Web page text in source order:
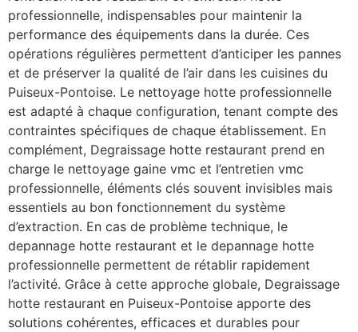
professionnelle, indispensables pour maintenir la
performance des équipements dans la durée. Ces
opérations régulières permettent d’anticiper les pannes
et de préserver la qualité de l’air dans les cuisines du
Puiseux-Pontoise. Le nettoyage hotte professionnelle
est adapté à chaque configuration, tenant compte des
contraintes spécifiques de chaque établissement. En
complément, Degraissage hotte restaurant prend en
charge le nettoyage gaine vmc et l’entretien vmc
professionnelle, éléments clés souvent invisibles mais
essentiels au bon fonctionnement du système
d’extraction. En cas de problème technique, le
depannage hotte restaurant et le depannage hotte
professionnelle permettent de rétablir rapidement
l’activité. Grâce à cette approche globale, Degraissage
hotte restaurant en Puiseux-Pontoise apporte des
solutions cohérentes, efficaces et durables pour